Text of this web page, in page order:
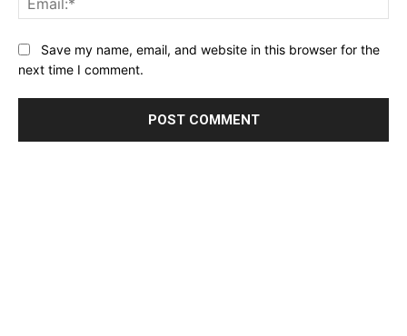
Website:Save my name, email, and website in this browser for the
next time I comment.